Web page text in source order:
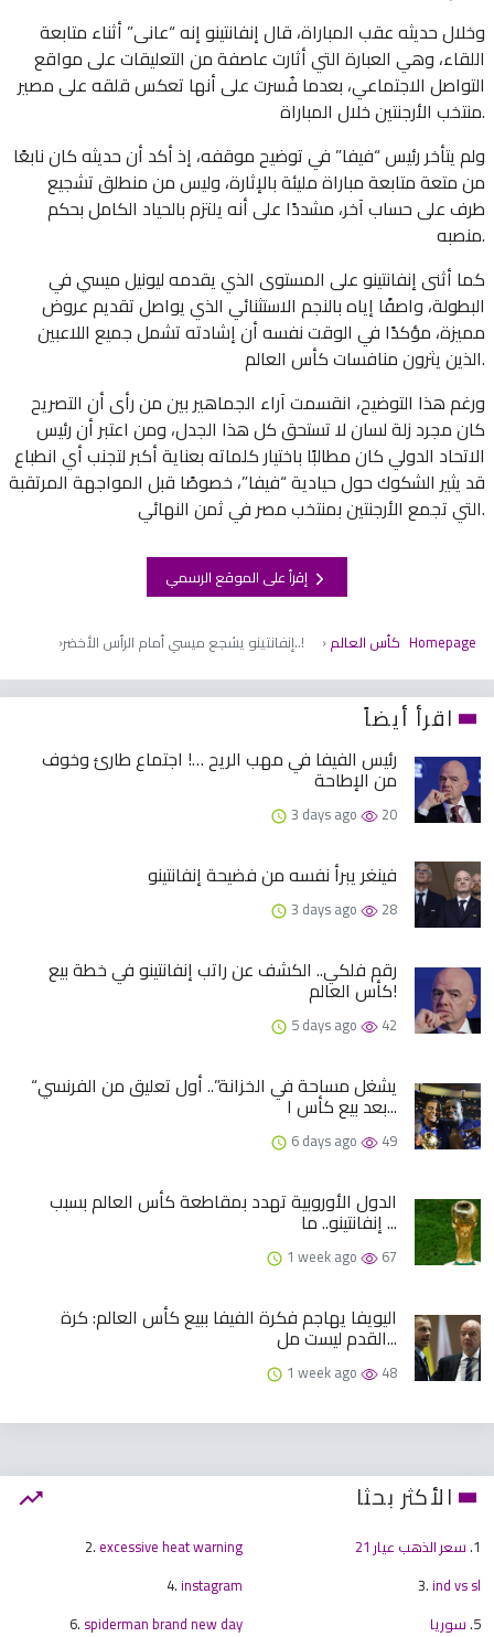
وخلال حديثه عقب المباراة، قال إنفانتينو إنه “عانى” أثناء متابعة
اللقاء، وهي العبارة التي أثارت عاصفة من التعليقات على مواقع
التواصل الاجتماعي، بعدما فُسرت على أنها تعكس قلقه على مصير
منتخب الأرجنتين خلال المباراة.
ولم يتأخر رئيس “فيفا” في توضيح موقفه، إذ أكد أن حديثه كان نابعًا
من متعة متابعة مباراة مليئة بالإثارة، وليس من منطلق تشجيع
طرف على حساب آخر، مشددًا على أنه يلتزم بالحياد الكامل بحكم
منصبه.
كما أثنى إنفانتينو على المستوى الذي يقدمه ليونيل ميسي في
البطولة، واصفًا إياه بالنجم الاستثنائي الذي يواصل تقديم عروض
مميزة، مؤكدًا في الوقت نفسه أن إشادته تشمل جميع اللاعبين
الذين يثرون منافسات كأس العالم.
ورغم هذا التوضيح، انقسمت آراء الجماهير بين من رأى أن التصريح
كان مجرد زلة لسان لا تستحق كل هذا الجدل، ومن اعتبر أن رئيس
الاتحاد الدولي كان مطالبًا باختيار كلماته بعناية أكبر لتجنب أي انطباع
قد يثير الشكوك حول حيادية “فيفا”، خصوصًا قبل المواجهة المرتقبة
التي تجمع الأرجنتين بمنتخب مصر في ثمن النهائي.
Homepage كأس ​​العالم إنفانتينو يشجع ميسي أمام الرأس الأخضر..!
اقرأ أيضاً
رئيس الفيفا في مهب الريح …! اجتماع طارئ وخوف
من الإطاحة
3 days ago 20
فينغر يبرأ نفسه من فضيحة إنفانتينو
3 days ago 28
رقم فلكي.. الكشف عن راتب إنفانتينو في خطة بيع
كأس العالم!
5 days ago 42
“يشغل مساحة في الخزانة”.. أول تعليق من الفرنسي
بعد بيع كأس ا...
6 days ago 49
الدول الأوروبية تهدد بمقاطعة كأس العالم بسبب
إنفانتينو.. ما ...
1 week ago 67
اليويفا يهاجم فكرة الفيفا ببيع كأس العالم: كرة
القدم ليست مل...
1 week ago 48
الأكثر بحثا
1. سعر الذهب عيار 21 2. excessive heat warning
3.ind vs sl
4.instagram
5. سوريا 6. spiderman brand new day